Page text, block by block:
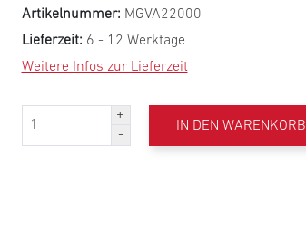
Artikelnummer: MGVA22000
Lieferzeit: 6 - 12 Werktage
Weitere Infos zur Lieferzeit
IN DEN WARENKORB